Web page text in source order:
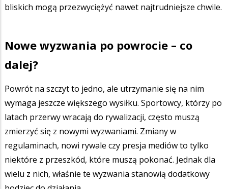
bliskich mogą przezwyciężyć nawet najtrudniejsze chwile.
Nowe wyzwania po powrocie – co
dalej?
Powrót na szczyt to jedno, ale utrzymanie się na nim
wymaga jeszcze większego wysiłku. Sportowcy, którzy po
latach przerwy wracają do rywalizacji, często muszą
zmierzyć się z nowymi wyzwaniami. Zmiany w
regulaminach, nowi rywale czy presja mediów to tylko
niektóre z przeszkód, które muszą pokonać. Jednak dla
wielu z nich, właśnie te wyzwania stanowią dodatkowy